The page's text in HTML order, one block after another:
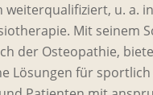
weiterqualifiziert, u. a.
Mit seinem
der Osteopathie,
Lösungen für